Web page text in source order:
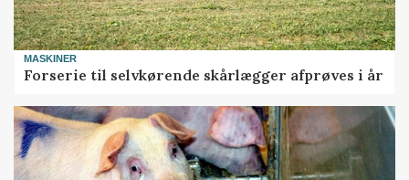
MASKINER
Forserie til selvkørende skårlægger afprøves i år